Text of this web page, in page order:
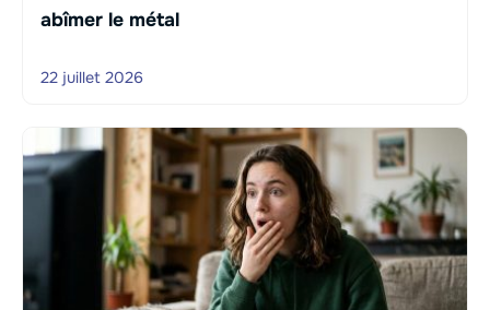
abîmer le métal
22 juillet 2026